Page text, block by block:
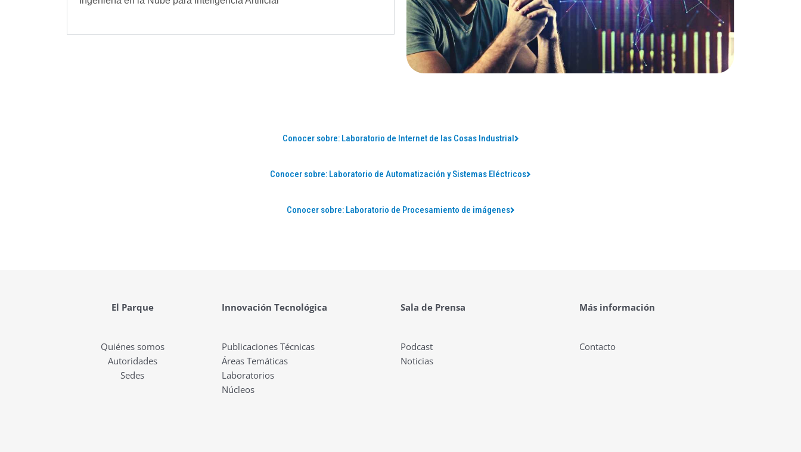
Conocer sobre: Laboratorio de Internet de las Cosas Industrial
Conocer sobre: Laboratorio de Automatización y Sistemas Eléctricos
Conocer sobre: Laboratorio de Procesamiento de imágenes
El Parque
Quiénes somos
Autoridades
Sedes
Innovación Tecnológica
Publicaciones Técnicas
Áreas Temáticas
Laboratorios
Núcleos
Sala de Prensa
Podcast
Noticias
Más información
Contacto